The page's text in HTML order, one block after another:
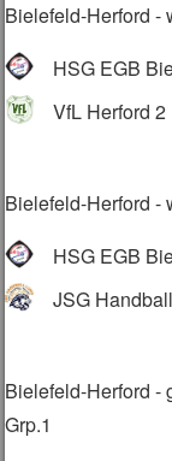
Bielefeld-Herford -
HSG EGB
VfL Herford 2
Bielefeld-Herford -
HSG EGB
JSG
Bielefeld-Herford -
Grp.1